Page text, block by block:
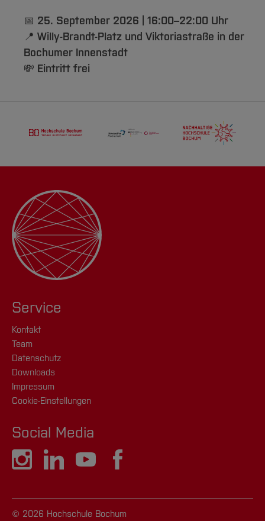
📅 25. September 2026 | 16:00–22:00 Uhr
📍 Willy-Brandt-Platz und Viktoriastraße in der
Bochumer Innenstadt
💸 Eintritt frei
Service
Kontakt
Team
Datenschutz
Downloads
Impressum
Cookie-Einstellungen
Social Media
© 2026 Hochschule Bochum